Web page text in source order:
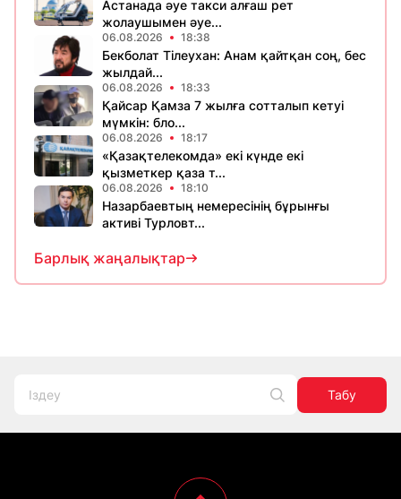
Астанада әуе такси алғаш рет
жолаушымен әуе...
06.08.2026 18:38
Бекболат Тілеухан: Анам қайтқан соң, бес
жылдай...
06.08.2026 18:33
Қайсар Қамза 7 жылға сотталып кетуі
мүмкін: бло...
06.08.2026 18:17
«Қазақтелекомда» екі күнде екі
қызметкер қаза т...
06.08.2026 18:10
Назарбаевтың немересінің бұрынғы
активі Турловт...
Барлық жаңалықтар
Табу